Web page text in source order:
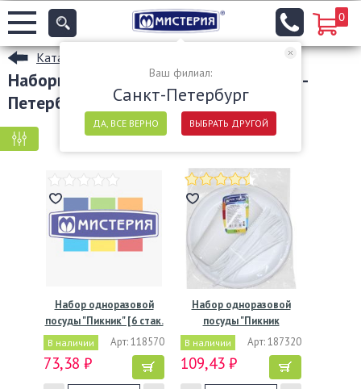
Ваш филиал:
Санкт-Петербург
ДА, ВСЕ ВЕРНО ВЫБРАТЬ ДРУГОЙ
0
Каталог
Наборы одноразовой посуды в Санкт-
Петербурге
Набор одноразовой
посуды "Пикник" [6 стак.
В наличии Арт: 118570
73,38 ₽
Набор одноразовой
посуды "Пикник
Мистерия"…
В наличии Арт: 187320
109,43 ₽